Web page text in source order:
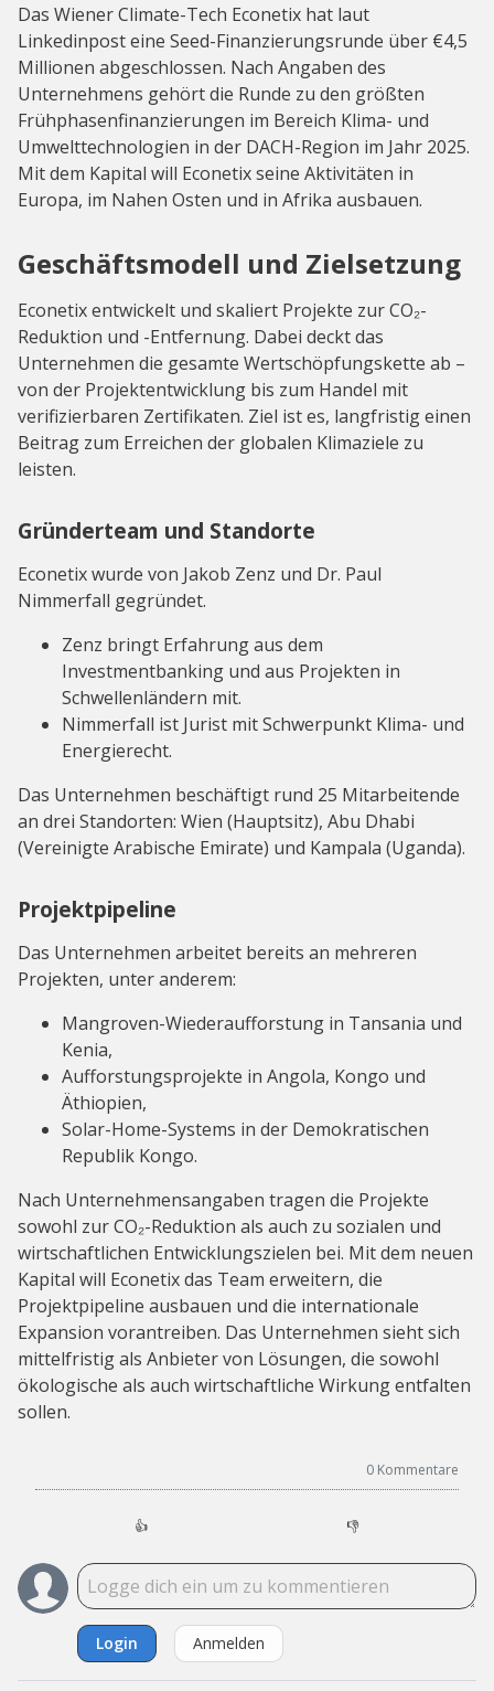
Das Wiener Climate-Tech Econetix hat laut
Linkedinpost eine Seed-Finanzierungsrunde über €4,5
Millionen abgeschlossen. Nach Angaben des
Unternehmens gehört die Runde zu den größten
Frühphasenfinanzierungen im Bereich Klima- und
Umwelttechnologien in der DACH-Region im Jahr 2025.
Mit dem Kapital will Econetix seine Aktivitäten in
Europa, im Nahen Osten und in Afrika ausbauen.
Geschäftsmodell und Zielsetzung
Econetix entwickelt und skaliert Projekte zur CO₂-
Reduktion und -Entfernung. Dabei deckt das
Unternehmen die gesamte Wertschöpfungskette ab –
von der Projektentwicklung bis zum Handel mit
verifizierbaren Zertifikaten. Ziel ist es, langfristig einen
Beitrag zum Erreichen der globalen Klimaziele zu
leisten.
Gründerteam und Standorte
Econetix wurde von Jakob Zenz und Dr. Paul
Nimmerfall gegründet.
Zenz bringt Erfahrung aus dem
Investmentbanking und aus Projekten in
Schwellenländern mit.
Nimmerfall ist Jurist mit Schwerpunkt Klima- und
Energierecht.
Das Unternehmen beschäftigt rund 25 Mitarbeitende
an drei Standorten: Wien (Hauptsitz), Abu Dhabi
(Vereinigte Arabische Emirate) und Kampala (Uganda).
Projektpipeline
Das Unternehmen arbeitet bereits an mehreren
Projekten, unter anderem:
Mangroven-Wiederaufforstung in Tansania und
Kenia,
Aufforstungsprojekte in Angola, Kongo und
Äthiopien,
Solar-Home-Systems in der Demokratischen
Republik Kongo.
Nach Unternehmensangaben tragen die Projekte
sowohl zur CO₂-Reduktion als auch zu sozialen und
wirtschaftlichen Entwicklungszielen bei. Mit dem neuen
Kapital will Econetix das Team erweitern, die
Projektpipeline ausbauen und die internationale
Expansion vorantreiben. Das Unternehmen sieht sich
mittelfristig als Anbieter von Lösungen, die sowohl
ökologische als auch wirtschaftliche Wirkung entfalten
sollen.
0 Kommentare
👍 👎
Login Anmelden